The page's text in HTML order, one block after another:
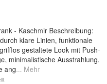
- Kaschmir Beschreibung:
klare Linien, funktionale
gestaltete Look mit Push-
minimalistische Ausstrahlung,
ang... Mehr